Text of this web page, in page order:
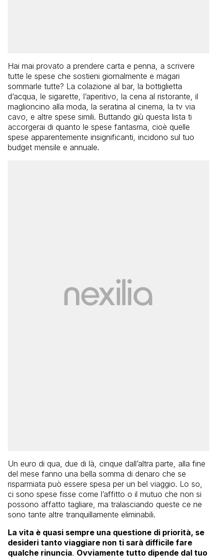
Hai mai provato a prendere carta e penna, a scrivere
tutte le spese che sostieni giornalmente e magari
sommarle tutte? La colazione al bar, la bottiglietta
d’acqua, le sigarette, l’aperitivo, la cena al ristorante, il
maglioncino alla moda, la seratina al cinema, la tv via
cavo, e altre spese simili. Buttando giù questa lista ti
accorgerai di quanto le spese fantasma, cioè quelle
spese apparentemente insignificanti, incidono sul tuo
budget mensile e annuale.
Un euro di qua, due di là, cinque dall’altra parte, alla fine
del mese fanno una bella somma di denaro che se
risparmiata può essere spesa per un bel viaggio. Lo so,
ci sono spese fisse come l’affitto o il mutuo che non si
possono affatto tagliare, ma tralasciando queste ce ne
sono tante altre tranquillamente eliminabili.
La vita è quasi sempre una questione di priorità, se
desideri tanto viaggiare non ti sarà difficile fare
qualche rinuncia. Ovviamente tutto dipende dal tuo